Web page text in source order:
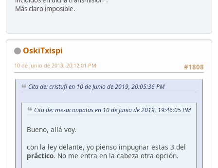
Más claro imposible.
OskiTxispi
#1808
10 de Junio de 2019, 20:12:01 PM
Cita de: cristufi en 10 de Junio de 2019, 20:05:36 PM
Cita de: mesaconpatas en 10 de Junio de 2019, 19:46:05 PM
Bueno, allá voy.
con la ley delante, yo pienso impugnar estas 3 del
práctico. No me entra en la cabeza otra opción.